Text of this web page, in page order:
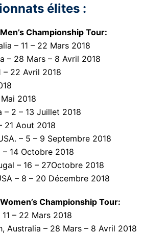
élites :
Championship Tour:
– 11 – 22 Mars 2018
– 28 Mars – 8 Avril 2018
– 22 Avril 2018
2018
– 2 – 13 Juillet 2018
21 Aout 2018
– 5 – 9 Septembre 2018
14 Octobre 2018
– 16 – 27Octobre 2018
– 8 – 20 Décembre 2018
Championship Tour:
– 22 Mars 2018
Australia – 28 Mars – 8 Avril 2018